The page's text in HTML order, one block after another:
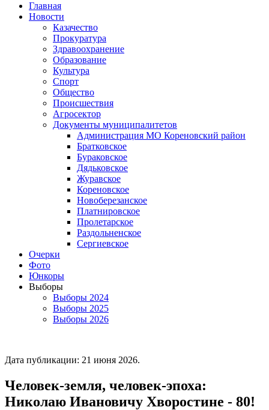
Главная
Новости
Казачество
Прокуратура
Здравоохранение
Образование
Культура
Спорт
Общество
Происшествия
Агросектор
Документы муниципалитетов
Администрация МО Кореновский район
Братковское
Бураковское
Дядьковское
Журавское
Кореновское
Новоберезанское
Платнировское
Пролетарское
Раздольненское
Сергиевское
Очерки
Фото
Юнкоры
Выборы
Выборы 2024
Выборы 2025
Выборы 2026
Дата публикации: 21 июня 2026.
Человек-земля, человек-эпоха:
Николаю Ивановичу Хворостине - 80!